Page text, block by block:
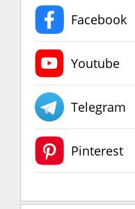
Facebook
Youtube
Telegram
Pinterest